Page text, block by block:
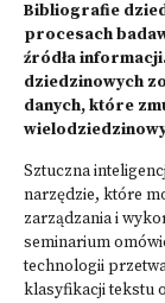
Bibliografie
procesach
źródła
dziedzinowych
danych, które
Sztuczna
narzędzie, które
zarządzania i
seminarium
technologii
klasyfikacji tekstu